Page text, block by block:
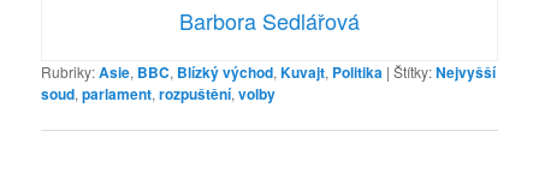
Barbora Sedlářová
Rubriky:Asie, BBC, Blízký východ,Kuvajt, Politika |Štítky:Nejvyšší
soud,parlament,rozpuštění,volby